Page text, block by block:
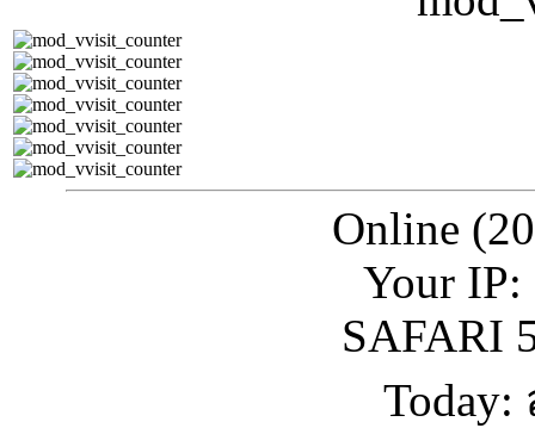
Online
Your IP:
SAFARI
Today: